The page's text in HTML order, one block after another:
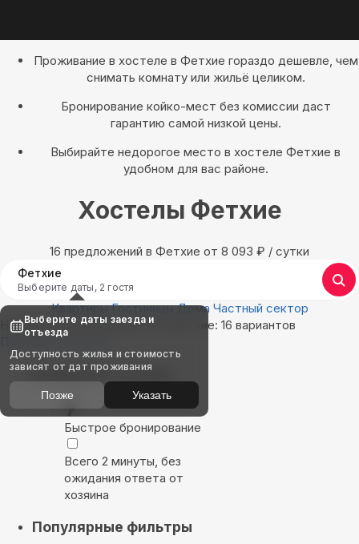
Проживание в хостеле в Фетхие гораздо дешевле, чем
снимать комнату или жильё целиком.
Бронирование койко-мест без комиссии даст
гарантию самой низкой цены.
Выбирайте недорогое место в хостеле Фетхие в
удобном для вас районе.
Хостелы Фетхие
16 предложений в Фетхие oт 8 093 ₽ / сутки
Фетхие
Выберите даты, 2 гостя
Квартиры Гостиницы Дома Частный сектор
Найдём, где остановиться в Фетхие: 16 вариантов
Показать на карте
Выбирайте лучшее
Быстрое бронирование
Всего 2 минуты, без
ожидания ответа от
хозяина
Популярные фильтры
Выберите даты заезда и
отъезда
Доступность жилья и стоимость
зависят от дат проживания
Позже Указать